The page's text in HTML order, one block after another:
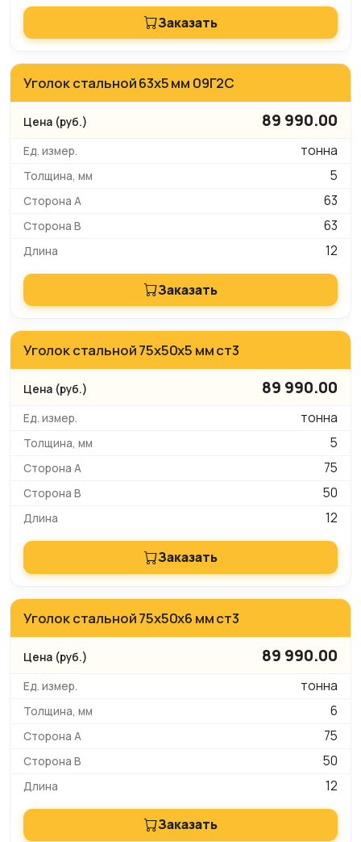
Заказать
Уголок стальной 63х5 мм 09Г2С
89 990.00
тонна
5
63
63
12
Заказать
Уголок стальной 75x50x5 мм ст3
89 990.00
тонна
5
75
50
12
Заказать
Уголок стальной 75x50x6 мм ст3
89 990.00
тонна
6
75
50
12
Заказать